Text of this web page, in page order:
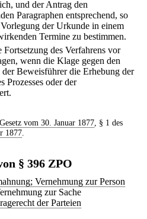
und der Antrag den
Paragraphen entsprechend, so
der Urkunde in einem
Termine zu bestimmen.
des Verfahrens vor
wenn die Klage gegen den
Beweisführer die Erhebung der
Prozesses oder der
vom 30. Januar 1877, § 1 des
1877.
§ 396 ZPO
Vernehmung zur Person
zur Sache
der Parteien